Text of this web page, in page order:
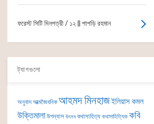
ফরেস্ট সিটি দিনপত্রী / ১২ || পাপড়ি রহমান
ট্যাগগুলো
অনুবাদ আত্মজৈবনিক আহমদ মিনহাজইলিয়াস কমল
উক্তিমালা উপন্যাস উৎসব কথাসাহিত্য কথাসাহিত্যিক কবি